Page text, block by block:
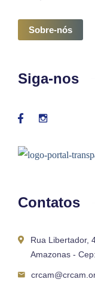
Sobre-nós
Siga-nos
Contatos
Rua Libertador,
Amazonas -